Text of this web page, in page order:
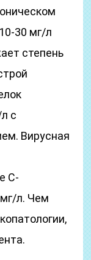
30 мг/л
степень
с
Вирусная
С-
л. Чем